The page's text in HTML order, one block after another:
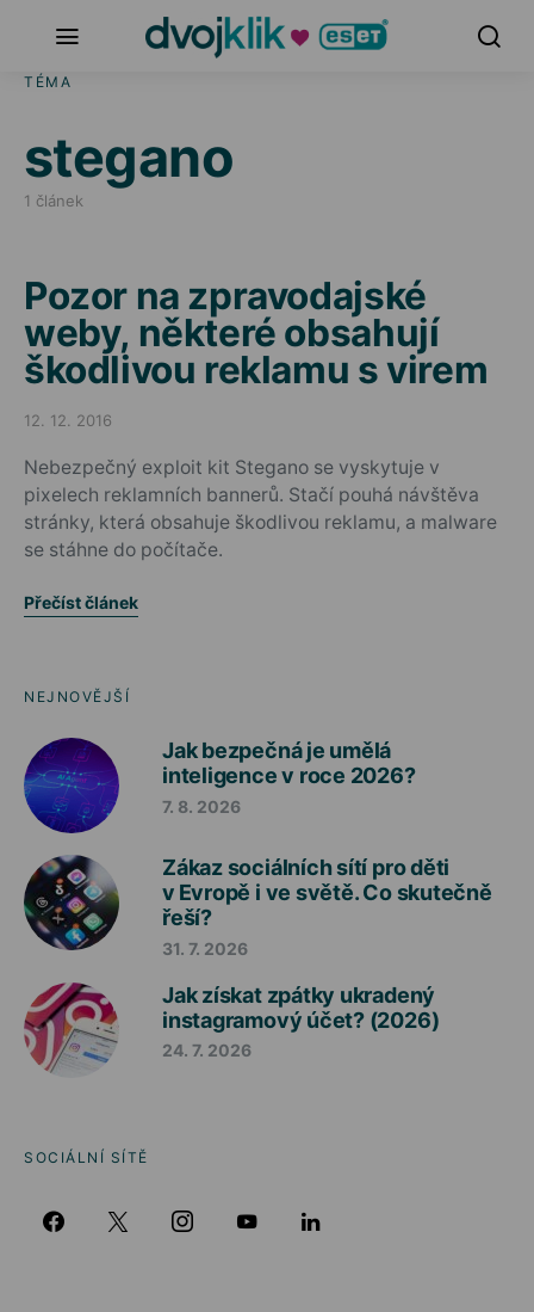
TÉMA
stegano
1 článek
Pozor na zpravodajské
weby, některé obsahují
škodlivou reklamu s virem
Posted on
12. 12. 2016
Nebezpečný exploit kit Stegano se vyskytuje v
pixelech reklamních bannerů. Stačí pouhá návštěva
stránky, která obsahuje škodlivou reklamu, a malware
se stáhne do počítače.
Přečíst článek
NEJNOVĚJŠÍ
Jak bezpečná je umělá
inteligence v roce 2026?
7. 8. 2026
Zákaz sociálních sítí pro děti
v Evropě i ve světě. Co skutečně
řeší?
31. 7. 2026
Jak získat zpátky ukradený
instagramový účet? (2026)
24. 7. 2026
SOCIÁLNÍ SÍTĚ